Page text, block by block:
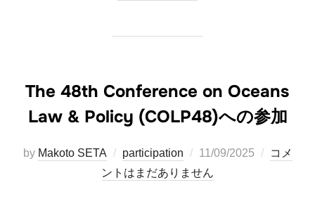
The 48th Conference on Oceans
Law & Policy (COLP48)への参加
by Makoto SETA participation
投
稿
11/09/2025
コメ
ントはまだありません